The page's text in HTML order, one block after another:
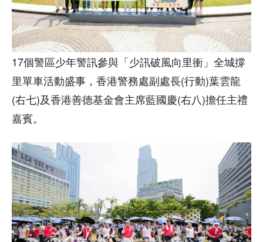
17個警區少年警訊參與「少訊破風向里衝」全城撐
里單車活動盛事，香港警務處副處長(行動)葉雲龍
(右七)及香港善德基金會主席藍國慶(右八)擔任主禮
嘉賓。